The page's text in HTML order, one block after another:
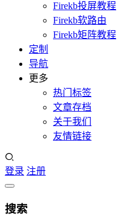
Firekb投屏教程
Firekb软路由
Firekb矩阵教程
定制
导航
更多
热门标签
文章存档
关于我们
友情链接
登录 注册
搜索